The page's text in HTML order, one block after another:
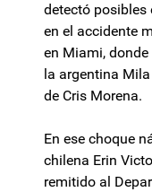
detectó
en el accidente
en Miami,
la argentina
de Cris Morena.
En ese choque
chilena Erin
remitido al